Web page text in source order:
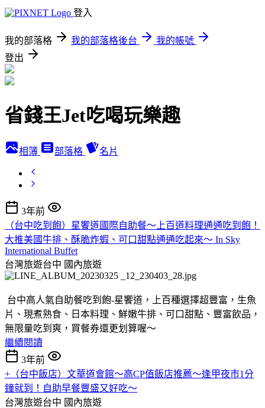
登入
我的部落格 我的部落格後台
我的帳號
登出
省錢王Jet吃喝玩樂趣
相簿 部落格 名片
3年前
（台中吃到飽）星饗道國際自助餐～上百道料理通通吃到飽！
大推美國牛排、酥脆炸蝦、可口甜點通通吃起來～ In Sky
International Buffet
台灣旅遊台中 國內旅遊
台中高人氣自助餐吃到飽-星饗道，上百種選擇超豐富，生魚
片、現煮熟食、日本料理、鮮嫩牛排、可口甜點、豐富飲品，
無限量吃到爽，買餐券還更划算喔～
繼續閱讀
3年前
+（台中飯店）文華道會館～高CP值飯店推薦～逢甲夜市1分
鐘就到！自助早餐豐盛又好吃～
台灣旅遊台中 國內旅遊